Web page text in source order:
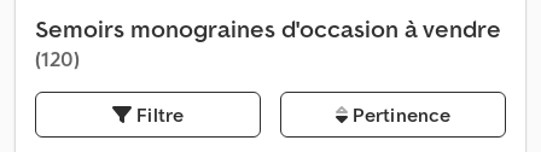
Semoirs monograines d'occasion à vendre
(120)
Filtre Pertinence